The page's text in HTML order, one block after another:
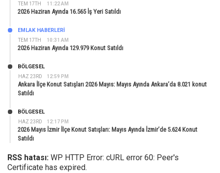
TEM 17TH 11:22 AM
2026 Haziran Ayında 16.565 İş Yeri Satıldı
TEM 17TH 10:31 AM
EMLAK HABERLERI
2026 Haziran Ayında 129.979 Konut Satıldı
HAZ 23RD 12:59 PM
BÖLGESEL
Ankara İlçe Konut Satışları 2026 Mayıs: Mayıs Ayında Ankara’da 8.021 konut
Satıldı
HAZ 23RD 12:17 PM
BÖLGESEL
2026 Mayıs İzmir İlçe Konut Satışları: Mayıs Ayında İzmir’de 5.624 Konut
Satıldı
RSS hatası: WP HTTP Error: cURL error 60: Peer's
Certificate has expired.